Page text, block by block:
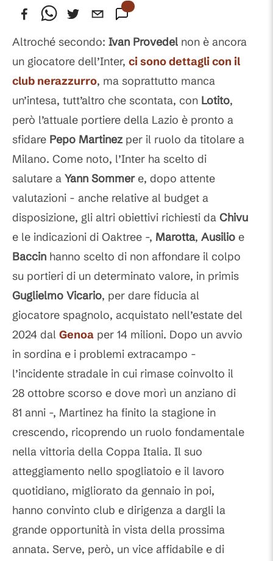
Altroché secondo: Ivan Provedel non è ancora
un giocatore dell’Inter, ci sono dettagli con il
club nerazzurro, ma soprattutto manca
un’intesa, tutt’altro che scontata, con Lotito,
però l’attuale portiere della Lazio è pronto a
sfidare Pepo Martinezper il ruolo da titolare a
Milano. Come noto, l’Inter ha scelto di
salutare a Yann Sommere, dopo attente
valutazioni - anche relative al budget a
disposizione, gli altri obiettivi richiesti da Chivu
e le indicazioni di Oaktree -, Marotta, Ausilio e
Baccin hanno scelto di non affondare il colpo
su portieri di un determinato valore, in primis
Guglielmo Vicario, per dare fiducia al
giocatore spagnolo, acquistato nell’estate del
2024 dal Genoa per 14 milioni. Dopo un avvio
in sordina e i problemi extracampo -
l’incidente stradale in cui rimase coinvolto il
28 ottobre scorso e dove morì un anziano di
81 anni -, Martinez ha finito la stagione in
crescendo, ricoprendo un ruolo fondamentale
nella vittoria della Coppa Italia. Il suo
atteggiamento nello spogliatoio e il lavoro
quotidiano, migliorato da gennaio in poi,
hanno convinto club e dirigenza a dargli la
grande opportunità in vista della prossima
annata. Serve, però, un vice affidabile e di